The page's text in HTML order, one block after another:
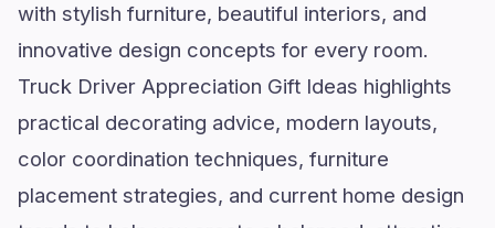
with stylish furniture, beautiful interiors, and
innovative design concepts for every room.
Truck Driver Appreciation Gift Ideas highlights
practical decorating advice, modern layouts,
color coordination techniques, furniture
placement strategies, and current home design